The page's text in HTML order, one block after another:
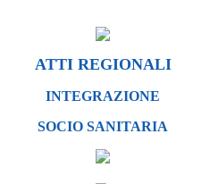
ATTI REGIONALI
INTEGRAZIONE
SOCIO SANITARIA